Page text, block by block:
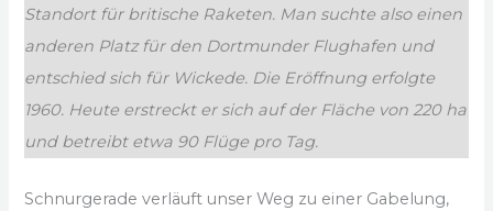
Standort für britische Raketen. Man suchte also einen
anderen Platz für den Dortmunder Flughafen und
entschied sich für Wickede. Die Eröffnung erfolgte
1960. Heute erstreckt er sich auf der Fläche von 220 ha
und betreibt etwa 90 Flüge pro Tag.
Schnurgerade verläuft unser Weg zu einer Gabelung,